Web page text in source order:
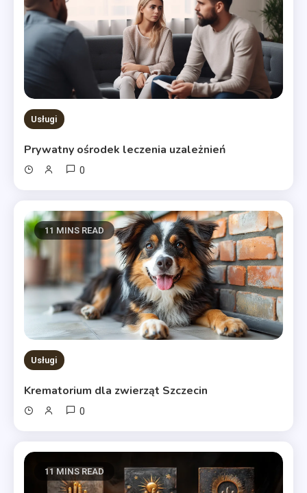
Usługi
Prywatny ośrodek leczenia uzależnień
0
11 MINS READ
Usługi
Krematorium dla zwierząt Szczecin
0
11 MINS READ